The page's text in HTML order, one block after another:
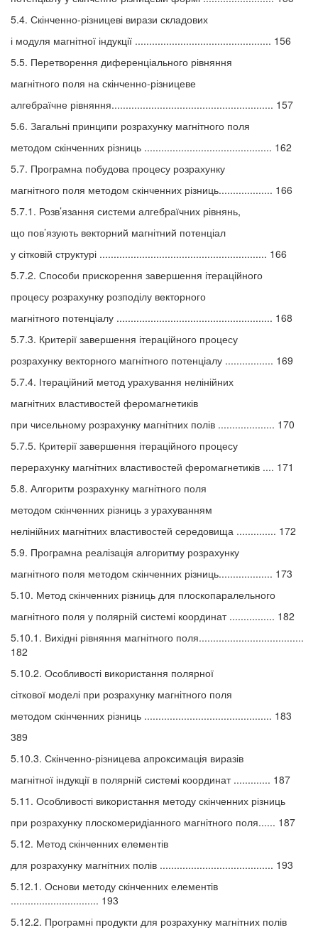
5.4. Скінченно-різницеві вирази складових
і модуля магнітної індукції ................................................ 156
5.5. Перетворення диференціального рівняння
магнітного поля на скінченно-різницеве
алгебраїчне рівняння......................................................... 157
5.6. Загальні принципи розрахунку магнітного поля
методом скінченних різниць ............................................. 162
5.7. Програмна побудова процесу розрахунку
магнітного поля методом скінченних різниць................... 166
5.7.1. Розв’язання системи алгебраїчних рівнянь,
що пов’язують векторний магнітний потенціал
у сітковій структурі ........................................................... 166
5.7.2. Способи прискорення завершення ітераційного
процесу розрахунку розподілу векторного
магнітного потенціалу ....................................................... 168
5.7.3. Критерії завершення ітераційного процесу
розрахунку векторного магнітного потенціалу ................. 169
5.7.4. Ітераційний метод урахування нелінійних
магнітних властивостей феромагнетиків
при чисельному розрахунку магнітних полів .................... 170
5.7.5. Критерії завершення ітераційного процесу
перерахунку магнітних властивостей феромагнетиків .... 171
5.8. Алгоритм розрахунку магнітного поля
методом скінченних різниць з урахуванням
нелінійних магнітних властивостей середовища .............. 172
5.9. Програмна реалізація алгоритму розрахунку
магнітного поля методом скінченних різниць................... 173
5.10. Метод скінченних різниць для плоскопаралельного
магнітного поля у полярній системі координат ................ 182
5.10.1. Вихідні рівняння магнітного поля.....................................
182
5.10.2. Особливості використання полярної
сіткової моделі при розрахунку магнітного поля
методом скінченних різниць ............................................. 183
389
5.10.3. Скінченно-різницева апроксимація виразів
магнітної індукції в полярній системі координат ............. 187
5.11. Особливості використання методу скінченних різниць
при розрахунку плоскомеридіанного магнітного поля...... 187
5.12. Метод скінченних елементів
для розрахунку магнітних полів ........................................ 193
5.12.1. Основи методу скінченних елементів
............................... 193
5.12.2. Програмні продукти для розрахунку магнітних полів